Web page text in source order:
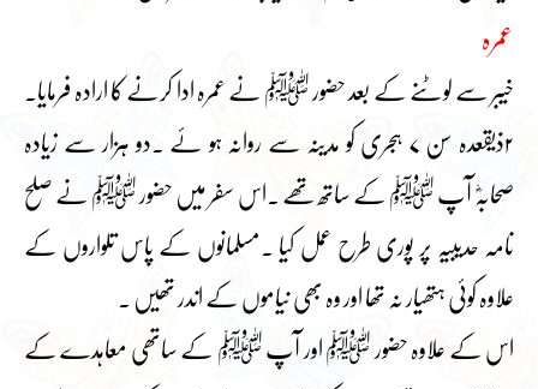
عمرہ
خیبر سے لوٹنے کے بعد حضور ﷺ نے عمرہ ادا کرنے کا ارادہ فرمایا۔
۲ذیقعدہ سن ۷ ہجری کو مدینہ سے روانہ ہو ئے ۔دو ہزار سے زیادہ
صحابہؓ آپ ﷺ کے ساتھ تھے ۔اس سفر میں حضور ﷺ نے صلح
نامہ حدیبیہ پر پوری طرح عمل کیا ۔مسلمانوں کے پاس تلواروں کے
علاوہ کوئی ہتھیار نہ تھا اور وہ بھی نیاموں کے اندر تھیں ۔
اس کے علاوہ حضور ﷺ اور آپ ﷺ کے ساتھی معاہدے کے